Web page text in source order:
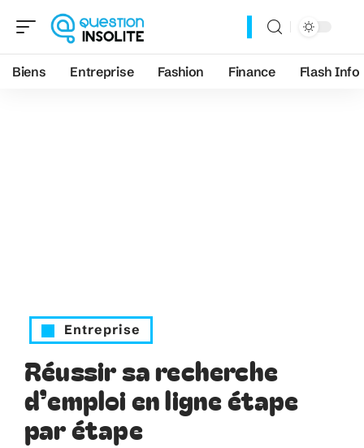
Biens Entreprise Fashion Finance Flash Info
Entreprise
Réussir sa recherche
d’emploi en ligne étape
par étape